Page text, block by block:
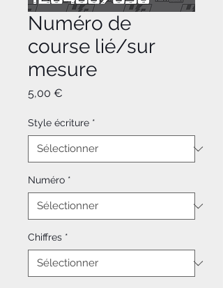
Numéro de
course lié/sur
mesure
5,00 €
Style écriture *
Numéro *
Chiffres *